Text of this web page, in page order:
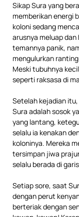
Sikap Sura yang
memberikan energi
koloni sedang
arusnya meluap
temannya panik,
mengulurkan
Meski tubuhnya
seperti raksasa di
Setelah kejadian
Sura adalah sosok
yang lantang,
selalu ia kenakan
koloninya. Mereka
tersimpan jiwa
selalu berada di
Setiap sore, saat
dengan perut
berteriak dengan